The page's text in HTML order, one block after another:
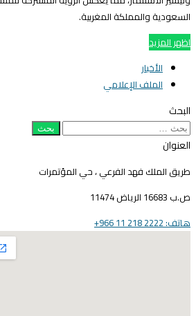
والمملكة المغربية.
المزيد
الأخبار
الملف الإعلامي
الملك فهد الفرعي ، حي المؤتمرات
الرياض 11474
2222 218 11 966+